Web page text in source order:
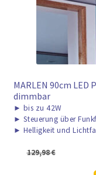
MARLEN 90cm
dimmbar
► bis zu 42W
► Steuerung über
► Helligkeit und
129,98€